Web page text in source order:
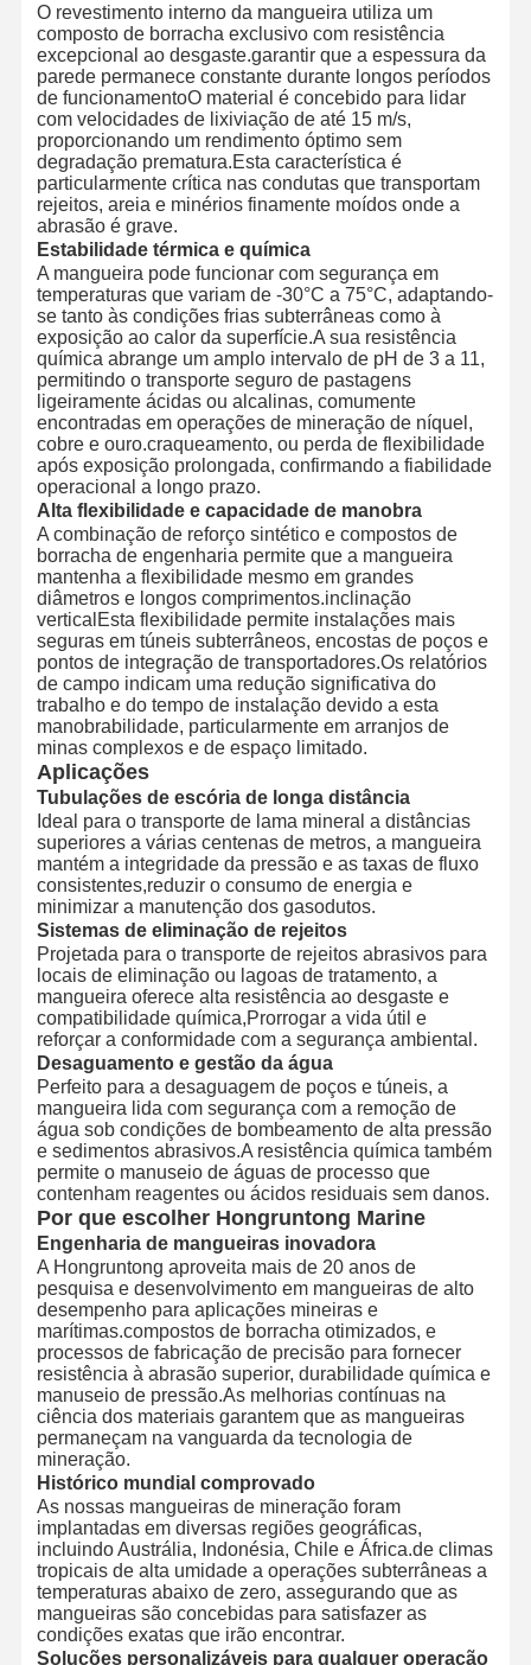
O revestimento interno da mangueira utiliza um
composto de borracha exclusivo com resistência
excepcional ao desgaste.garantir que a espessura da
parede permanece constante durante longos períodos
de funcionamentoO material é concebido para lidar
com velocidades de lixiviação de até 15 m/s,
proporcionando um rendimento óptimo sem
degradação prematura.Esta característica é
particularmente crítica nas condutas que transportam
rejeitos, areia e minérios finamente moídos onde a
abrasão é grave.
Estabilidade térmica e química
A mangueira pode funcionar com segurança em
temperaturas que variam de -30°C a 75°C, adaptando-
se tanto às condições frias subterrâneas como à
exposição ao calor da superfície.A sua resistência
química abrange um amplo intervalo de pH de 3 a 11,
permitindo o transporte seguro de pastagens
ligeiramente ácidas ou alcalinas, comumente
encontradas em operações de mineração de níquel,
cobre e ouro.craqueamento, ou perda de flexibilidade
após exposição prolongada, confirmando a fiabilidade
operacional a longo prazo.
Alta flexibilidade e capacidade de manobra
A combinação de reforço sintético e compostos de
borracha de engenharia permite que a mangueira
mantenha a flexibilidade mesmo em grandes
diâmetros e longos comprimentos.inclinação
verticalEsta flexibilidade permite instalações mais
seguras em túneis subterrâneos, encostas de poços e
pontos de integração de transportadores.Os relatórios
de campo indicam uma redução significativa do
trabalho e do tempo de instalação devido a esta
manobrabilidade, particularmente em arranjos de
minas complexos e de espaço limitado.
Aplicações
Tubulações de escória de longa distância
Ideal para o transporte de lama mineral a distâncias
superiores a várias centenas de metros, a mangueira
mantém a integridade da pressão e as taxas de fluxo
consistentes,reduzir o consumo de energia e
minimizar a manutenção dos gasodutos.
Sistemas de eliminação de rejeitos
Projetada para o transporte de rejeitos abrasivos para
locais de eliminação ou lagoas de tratamento, a
mangueira oferece alta resistência ao desgaste e
compatibilidade química,Prorrogar a vida útil e
reforçar a conformidade com a segurança ambiental.
Desaguamento e gestão da água
Perfeito para a desaguagem de poços e túneis, a
mangueira lida com segurança com a remoção de
água sob condições de bombeamento de alta pressão
e sedimentos abrasivos.A resistência química também
permite o manuseio de águas de processo que
contenham reagentes ou ácidos residuais sem danos.
Por que escolher Hongruntong Marine
Engenharia de mangueiras inovadora
A Hongruntong aproveita mais de 20 anos de
pesquisa e desenvolvimento em mangueiras de alto
desempenho para aplicações mineiras e
marítimas.compostos de borracha otimizados, e
processos de fabricação de precisão para fornecer
resistência à abrasão superior, durabilidade química e
manuseio de pressão.As melhorias contínuas na
ciência dos materiais garantem que as mangueiras
permaneçam na vanguarda da tecnologia de
mineração.
Histórico mundial comprovado
As nossas mangueiras de mineração foram
implantadas em diversas regiões geográficas,
incluindo Austrália, Indonésia, Chile e África.de climas
tropicais de alta umidade a operações subterrâneas a
temperaturas abaixo de zero, assegurando que as
mangueiras são concebidas para satisfazer as
condições exatas que irão encontrar.
Soluções personalizáveis para qualquer operação